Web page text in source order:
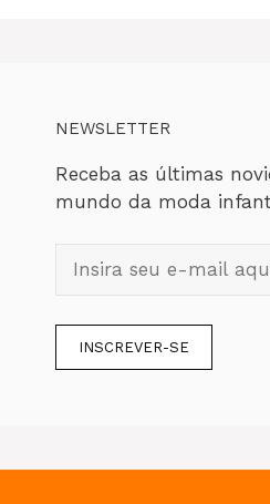
NEWSLETTER
Receba as últimas
mundo da moda